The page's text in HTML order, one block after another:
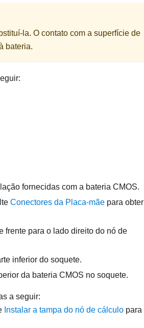
la. O contato com a superfície de
bateria.
fornecidas com a bateria CMOS.
Conectores da Placa-mãe para obter
frente para o lado direito do nó de
inferior do soquete.
da bateria CMOS no soquete.
a seguir:
Instalar a tampa do nó de cálculo para